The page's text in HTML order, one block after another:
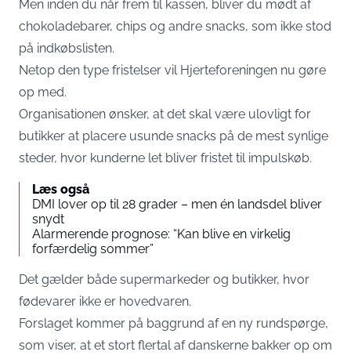
Men inden du når frem til kassen, bliver du mødt af
chokoladebarer, chips og andre snacks, som ikke stod
på indkøbslisten.
Netop den type fristelser vil Hjerteforeningen nu gøre
op med.
Organisationen ønsker, at det skal være ulovligt for
butikker at placere usunde snacks på de mest synlige
steder, hvor kunderne let bliver fristet til impulskøb.
Læs også
DMI lover op til 28 grader – men én landsdel bliver
snydt
Alarmerende prognose: “Kan blive en virkelig
forfærdelig sommer”
Det gælder både supermarkeder og butikker, hvor
fødevarer ikke er hovedvaren.
Forslaget kommer på baggrund af en ny rundspørge,
som viser, at et stort flertal af danskerne bakker op om